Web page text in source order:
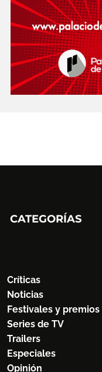
CATEGORÍAS
Críticas
Noticias
Festivales y premios
Series de TV
Trailers
Especiales
Opinión